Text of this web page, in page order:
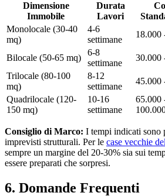
Dimensione
Immobile
Durata
Lavori
Monolocale (30-40
mq)
4-6
settimane
18.000
Bilocale (50-65 mq)
6-8
settimane
30.000
Trilocale (80-100
mq)
8-12
settimane
45.000
Quadrilocale (120-
150 mq)
10-16
settimane
65.000
Consiglio di Marco: I tempi indicati sono
imprevisti strutturali. Per le case vecchie
sempre un margine del 20-30% sia sui
essere preparati che sorpresi.
6. Domande Frequenti